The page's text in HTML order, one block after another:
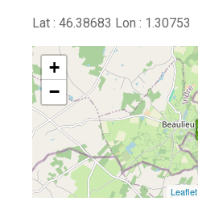
Lat : 46.38683 Lon : 1.30753
+
−
Leaflet